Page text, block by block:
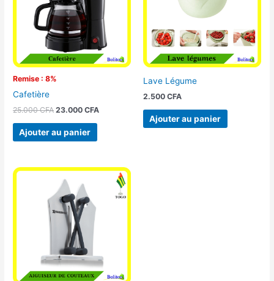
Remise : 8%
Cafetière
25.000CFA 23.000CFA
Ajouter au panier
Lave Légume
2.500 CFA
Ajouter au panier